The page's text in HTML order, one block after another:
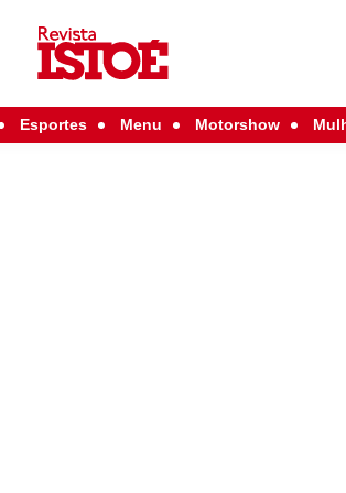
Esportes Menu Motorshow